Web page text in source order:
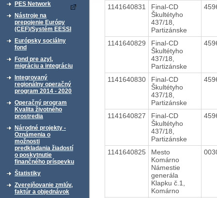
PES Network
Nástroje na
prepojenie Európy
(CEF)/Systém EESSI
Európsky sociálny
fond
Fond pre azyl,
migráciu a integráciu
Integrovaný
regionálny operačný
program 2014 - 2020
Operačný program
Kvalita životného
prostredia
Národné projekty -
Oznámenia o
možnosti
predkladania žiadostí
o poskytnutie
finančného príspevku
Štatistiky
Zverejňovanie zmlúv,
faktúr a objednávok
1141640831
Final-CD
Škultétyho
437/18,
Partizánske
1141640829
Final-CD
Škultétyho
437/18,
Partizánske
1141640830
Final-CD
Škultétyho
437/18,
Partizánske
1141640827
Final-CD
Škultétyho
437/18,
Partizánske
1141640825
Mesto
Komárno
Námestie
generála
Klapku č.1,
Komárno